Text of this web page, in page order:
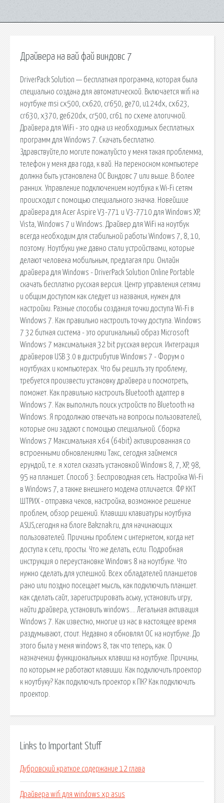
Драйвера на вай фай виндовс 7
DriverPack Solution — бесплатная программа, которая была
специально создана для автоматической. Включается wifi на
ноутбуке msi cx500, cx620, cr650, ge70, u124dx, cx623,
cr630, x370, ge620dx, cr500, cr61 по схеме алогичной.
Драйвера для WiFi - это одна из необходимых бесплатных
программ для Windows 7. Скачать бесплатно.
Здравствуйте,по могите пожалуйсто у меня такая проблемма,
телефон у меня два года, к вай. На переносном компьютере
должна быть установлена ОС Виндовс 7 или выше. В более
ранних. Управление подключением ноутбука к Wi-Fi сетям
происходит с помощью специального значка. Новейшие
драйвера для Acer Aspire V3-771 и V3-7710 для Windows XP,
Vista, Windows 7 и Windows. Драйвер для WiFi на ноутбук
всегда необходим для стабильной работы Windows 7, 8, 10,
поэтому. Ноутбуки уже давно стали устройствами, которые
делают человека мобильным, предлагая при. Онлайн
драйвера для Windows - DriverPack Solution Online Portable
скачать бесплатно русская версия. Центр управления сетями
и общим доступом как следует из названия, нужен для
настройки. Разные способы создания точки доступа Wi-Fi в
Windows 7. Как правильно настроить точку доступа. Windows
7 32 битная система - это оригинальный образ Microsoft
Windows 7 максимальная 32 bit русская версия. Интеграция
драйверов USB 3.0 в дистрибутив Windows 7 - Форум о
ноутбуках и компьютерах. Что бы решить эту проблему,
требуется произвести установку драйвера и посмотреть,
поможет. Как правильно настроить Bluetooth адаптер в
Windows 7. Как выполнить поиск устройств по Bluetooth на
Windows. Я продолжаю отвечать на вопросы пользователей,
которые они задают с помощью специальной. Сборка
Windows 7 Максимальная x64 (64bit) активированная со
встроенными обновлениями Такс, сегодня займемся
ерундой, т.е. я хотел сказать установкой Windows 8, 7, XP, 98,
95 на планшет. Способ 3: Беспроводная сеть. Настройка Wi-Fi
в Windows 7, а также внешнего модема отличается. ФР ККТ
ШТРИХ - отправка чеков, настройка, возможное решение
проблем, обзор решений. Клавиши клавиатуры ноутбука
ASUS,сегодня на блоге Bakznak.ru, для начинающих
пользователей. Причины проблем с интернетом, когда нет
доступа к сети, просты. Что же делать, если. Подробная
инструкция о переустановке Windows 8 на ноутбуке. Что
нужно сделать для успешной. Всех обладателей планшетов
рано или поздно посещает мысль, как подключить планшет.
как сделать сайт, зарегистрировать аську, установить игру,
найти драйвера, установить windows…. Легальная активация
Windows 7. Как известно, многие из нас в настоящее время
раздумывают, стоит. Недавно я обновлял ОС на ноутбуке. До
этого была у меня windows 8, так что теперь, как. О
назначении функциональных клавиш на ноутбуке. Причины,
по которым не работают клавиши. Как подключить проектор
к ноутбуку? Как подключить проектор к ПК? Как подключить
проектор.
Links to Important Stuff
Дубровский краткое содержание 12 глава
Драйвера wifi для windows xp asus